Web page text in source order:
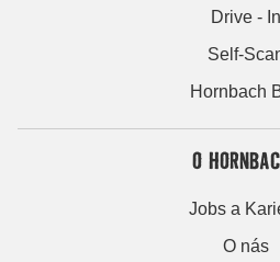
Drive - In
Self-
Hornbach
O
Jobs a
O nás